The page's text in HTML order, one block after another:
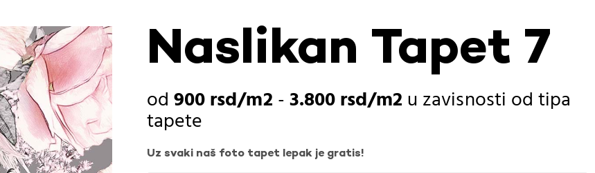
Naslikan Tapet 7
900rsd -3.800rsd u zavisnosti od tipa
tapete
Uz svaki naš foto tapet lepak je gratis!